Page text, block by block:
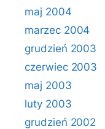
maj 2004
marzec 2004
grudzień 2003
czerwiec 2003
maj 2003
luty 2003
grudzień 2002